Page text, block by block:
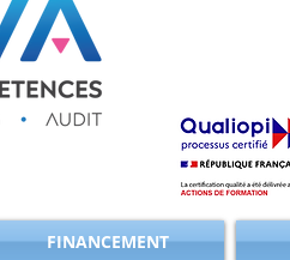
FINANCEMENT